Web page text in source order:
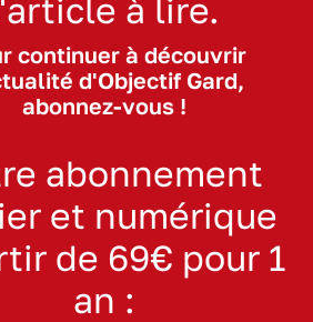
à lire.
continuer à découvrir
d'Objectif Gard,
abonnez-vous !
abonnement
et numérique
de 69€ pour 1
an :